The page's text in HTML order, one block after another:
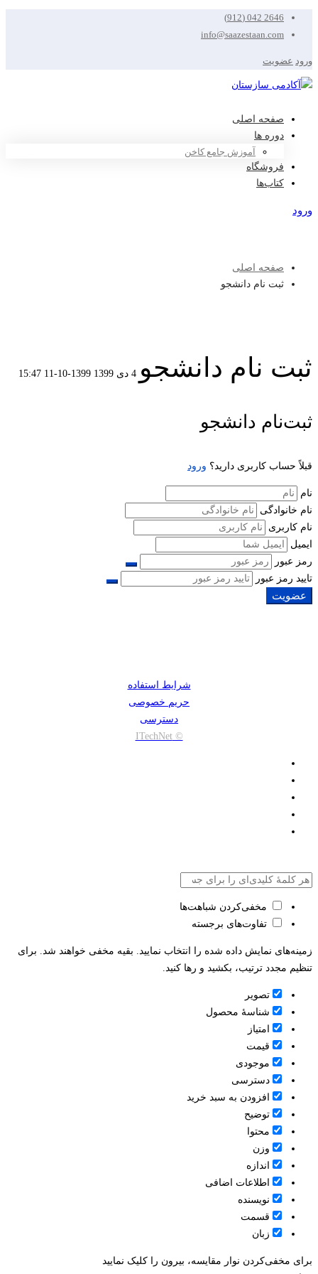
2646 042 (912)
info@saazestaan.com
ورود عضویت
صفحه اصلی
دوره ها
آموزش جامع کاخن
فروشگاه
کتاب‌ها
ورود
صفحه اصلی
ثبت نام دانشجو
ثبت نام دانشجو 4 دی 1399 1399-10-11 15:47
ثبت
نام
دانشجو
ثبت‌نام دانشجو
قبلاً حساب کاربری دارید؟ ورود
نام
نام خانوادگی
نام کاربری
ایمیل
رمز عبور
تایید رمز عبور
عضویت
شرایط استفاده
حریم خصوصی
دسترسی
© ITechNet
مخفی‌کردن شباهت‌ها
تفاوت‌های برجسته
زمینه‌های نمایش داده شده را انتخاب نمایید. بقیه مخفی خواهند شد. برای
تنظیم مجدد ترتیب، بکشید و رها کنید.
تصویر
شناسۀ محصول
امتیاز
قيمت
موجودی
دسترسی
افزودن به سبد خرید
توضیح
محتوا
وزن
اندازه
اطلاعات اضافی
نویسنده
قسمت
زبان
برای مخفی‌کردن نوار مقایسه، بیرون را کلیک نمایید